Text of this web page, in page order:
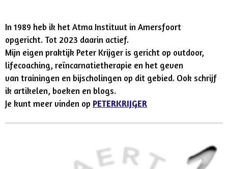
In 1989 heb ik het Atma Instituut in Amersfoort
opgericht. Tot 2023 daarin actief.
Mijn eigen praktijk Peter Krijger is gericht op outdoor,
lifecoaching, reïncarnatietherapie en het geven
van trainingen en bijscholingen op dit gebied. Ook schrijf
ik artikelen, boeken en blogs.
Je kunt meer vinden op PETERKRIJGER